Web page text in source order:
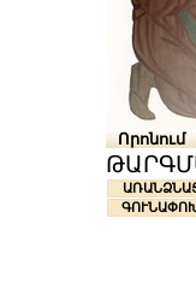
Որոնում